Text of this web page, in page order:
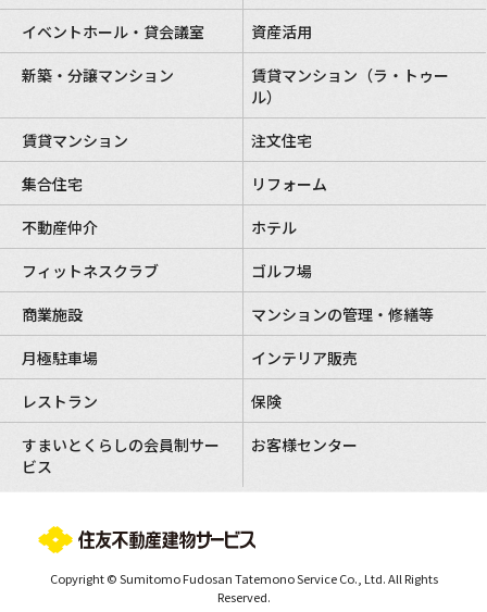
イベントホール・貸会議室
資産活用
新築・分譲マンション
賃貸マンション（ラ・トゥー
ル）
賃貸マンション
注文住宅
集合住宅
リフォーム
不動産仲介
ホテル
フィットネスクラブ
ゴルフ場
商業施設
マンションの管理・修繕等
月極駐車場
インテリア販売
レストラン
保険
すまいとくらしの会員制サー
ビス
お客様センター
Copyright © Sumitomo Fudosan Tatemono Service Co., Ltd. All Rights
Reserved.